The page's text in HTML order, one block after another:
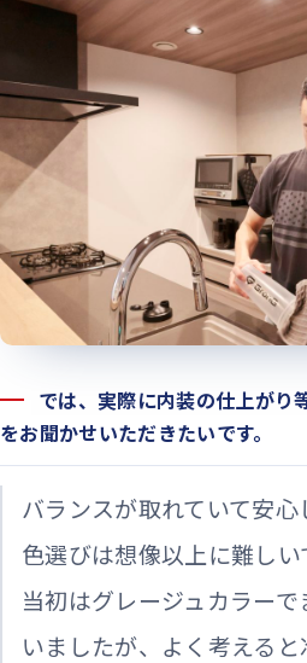
では、実際に内装の仕上がり
をお聞かせいただきたいです。
バランスが取れていて安
色選びは想像以上に難しい
当初はグレージュカラー
いましたが、よく考える